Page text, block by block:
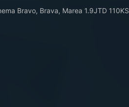
Bravo, Brava, Marea 1.9JTD 110KS